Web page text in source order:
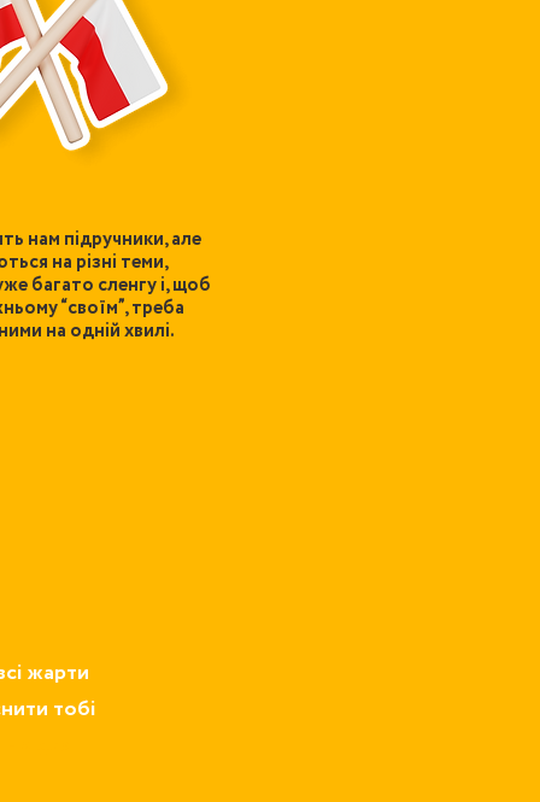
нам підручники, але
на різні теми,
багато сленгу і, щоб
“своїм”, треба
на одній хвилі.
жарти
тобі